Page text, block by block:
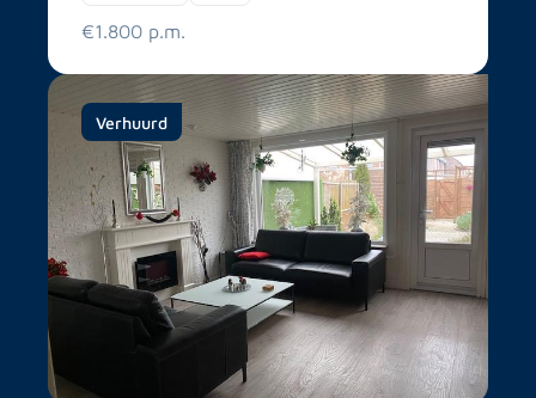
€1.800 p.m.
Verhuurd